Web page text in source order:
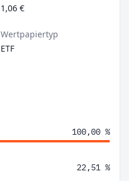
1,06 €
Wertpapiertyp
ETF
100,00 %
22,51 %